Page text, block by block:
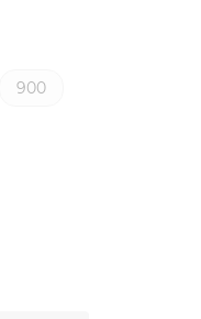
900